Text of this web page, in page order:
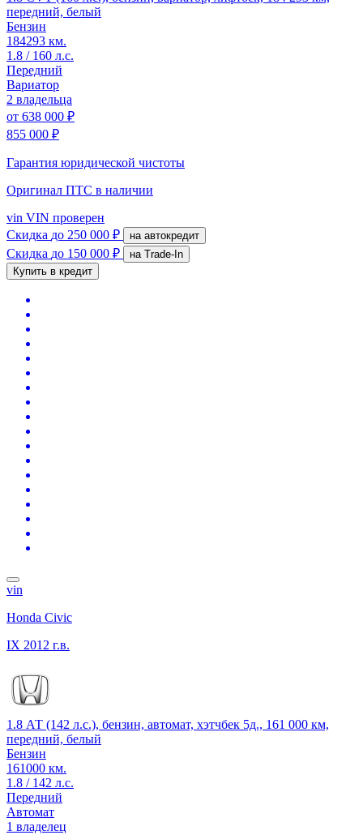
передний, белый
Бензин
184293 км.
1.8 / 160 л.с.
Передний
Вариатор
2 владельца
от 638 000 ₽
855 000 ₽
Гарантия юридической чистоты
Оригинал ПТС в наличии
vin VIN проверен
Скидка до 250 000 ₽ на автокредит
Скидка до 150 000 ₽
на Trade-In
Купить в кредит
vin
Honda Civic
IX 2012 г.в.
1.8 АТ (142 л.с.), бензин, автомат, хэтчбек 5д., 161 000 км,
передний, белый
Бензин
161000 км.
1.8 / 142 л.с.
Передний
Автомат
1 владелец